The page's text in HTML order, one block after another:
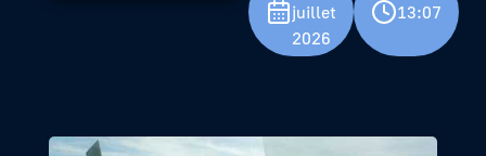
juillet
2026
13:07